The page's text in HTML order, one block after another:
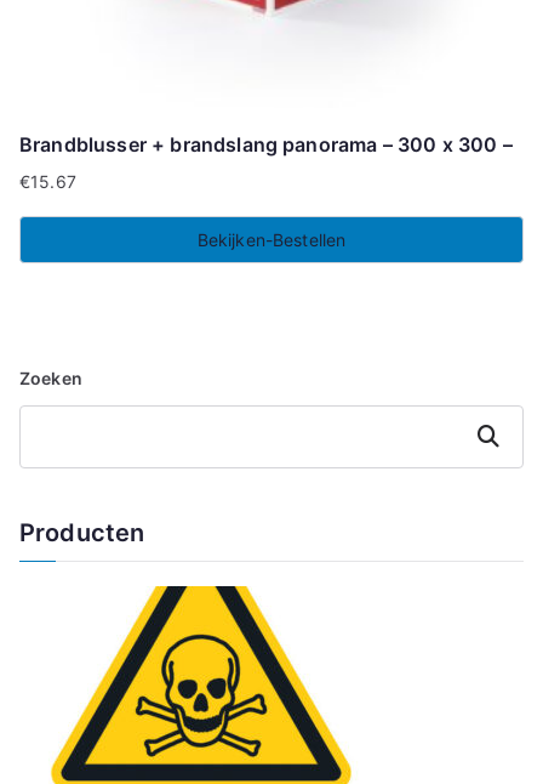
Brandblusser + brandslang panorama – 300 x 300 –
€15.67
Bekijken-Bestellen
Zoeken
Zoeken
Producten